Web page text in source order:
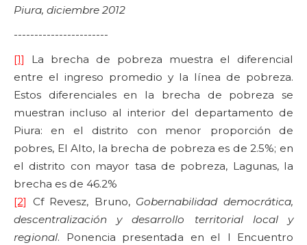
Piura, diciembre 2012
-----------------------
[1]
La brecha de pobreza muestra el diferencial
entre el ingreso promedio y la línea de pobreza.
Estos diferenciales en la brecha de pobreza se
muestran incluso al interior del departamento de
Piura: en el distrito con menor proporción de
pobres, El Alto, la brecha de pobreza es de 2.5%; en
el distrito con mayor tasa de pobreza, Lagunas, la
brecha es de 46.2%
[2] Cf Revesz, Bruno, Gobernabilidad democrática,
descentralización y desarrollo territorial local y
regional. Ponencia presentada en el I Encuentro